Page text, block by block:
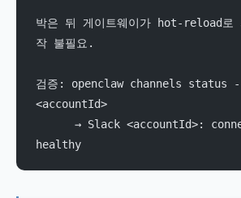
박은 뒤 게이트웨이가 hot-reload로
작 불필요.
검증: openclaw channels status
<accountId>
healthy